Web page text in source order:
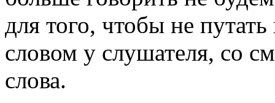
для того, чтобы не
словом у слушателя, со
слова.